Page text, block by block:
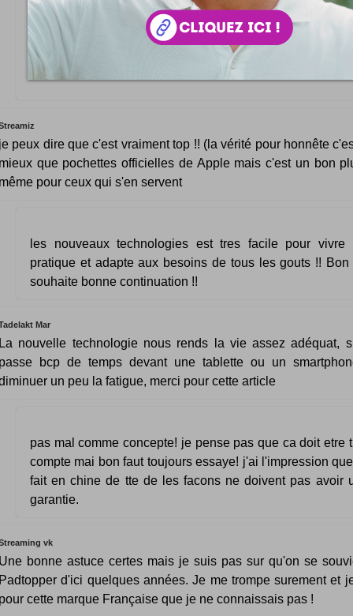
Une bonne astuce certes mais je suis pas sur qu'on se
Padtopper d'ici quelques années. Je me trompe
pour cette marque Française que je ne connaissais
support en lévitation ^^ )
peux dire que c'est vraiment top !! (la vérité pour honnête
que pochettes officielles de Apple mais c'est un bon
pour ceux qui s'en servent
les nouveaux technologies est tres facile pour
pratique et adapte aux besoins de tous les gouts !!
souhaite bonne continuation !!
Mar
nouvelle technologie nous rends la vie assez adéquat,
bcp de temps devant une tablette ou un
un peu la fatigue, merci pour cette article
pas mal comme concepte! je pense pas que ca doit etre
compte mai bon faut toujours essaye! j'ai l'impression
fait en chine de tte de les facons ne doivent pas avoir
garantie.
vk
bonne astuce certes mais je suis pas sur qu'on se
d'ici quelques années. Je me trompe surement et
cette marque Française que je ne connaissais pas !